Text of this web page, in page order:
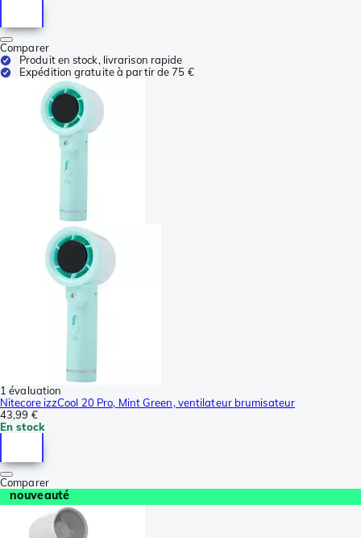
Comparer
Produit en stock, livrarison rapide
Expédition gratuite à partir de 75 €
1 évaluation
Nitecore izzCool 20 Pro, Mint Green, ventilateur brumisateur
43,99 €
En stock
Comparer
nouveauté